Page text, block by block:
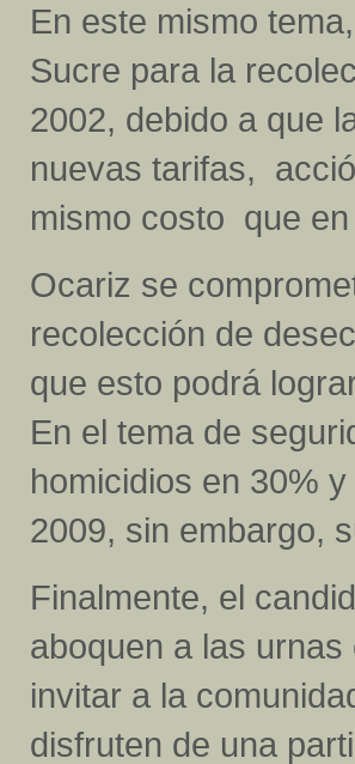
En este mismo
Sucre para la
2002, debido a que
nuevas tarifas,
mismo costo que
Ocariz se
recolección de
que esto podrá
En el tema de
homicidios en 30%
2009, sin embargo,
Finalmente, el
aboquen a las
invitar a la
disfruten de una